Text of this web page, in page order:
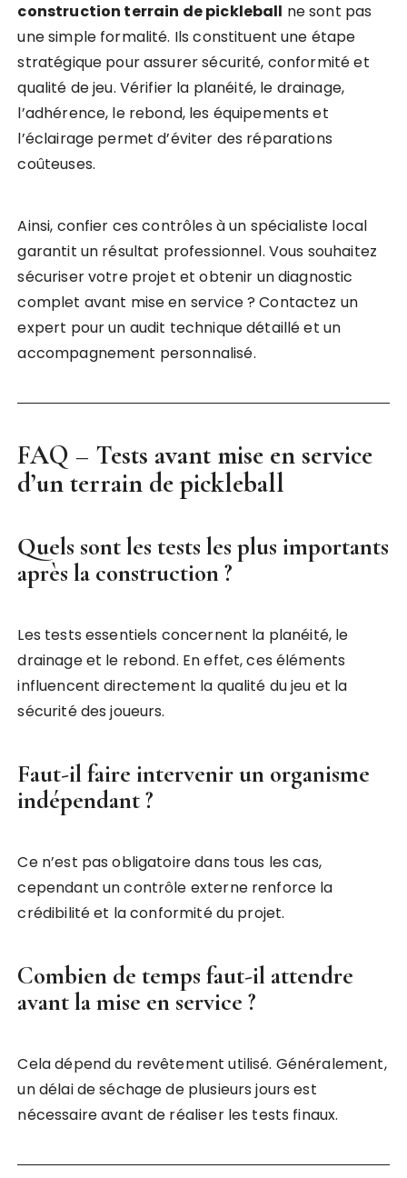
construction terrain de pickleball ne sont pas
une simple formalité. Ils constituent une étape
stratégique pour assurer sécurité, conformité et
qualité de jeu. Vérifier la planéité, le drainage,
l’adhérence, le rebond, les équipements et
l’éclairage permet d’éviter des réparations
coûteuses.
Ainsi, confier ces contrôles à un spécialiste local
garantit un résultat professionnel. Vous souhaitez
sécuriser votre projet et obtenir un diagnostic
complet avant mise en service ? Contactez un
expert pour un audit technique détaillé et un
accompagnement personnalisé.
FAQ – Tests avant mise en service
d’un terrain de pickleball
Quels sont les tests les plus importants
après la construction ?
Les tests essentiels concernent la planéité, le
drainage et le rebond. En effet, ces éléments
influencent directement la qualité du jeu et la
sécurité des joueurs.
Faut-il faire intervenir un organisme
indépendant ?
Ce n’est pas obligatoire dans tous les cas,
cependant un contrôle externe renforce la
crédibilité et la conformité du projet.
Combien de temps faut-il attendre
avant la mise en service ?
Cela dépend du revêtement utilisé. Généralement,
un délai de séchage de plusieurs jours est
nécessaire avant de réaliser les tests finaux.